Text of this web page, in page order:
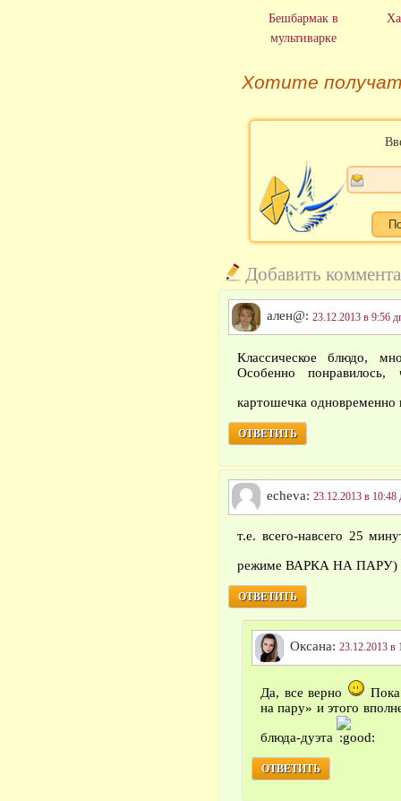
Бешбармак в
мультиварке
Хотите
Добавить
ален@: 23.12.2013 в 9:56
Классическое блюдо,
Особенно
картошечка одновременно
ОТВЕТИТЬ
echeva: 23.12.2013 в 10:48
т.е. всего-навсего 25
режиме ВАРКА НА ПАРУ)
ОТВЕТИТЬ
Оксана: 23.12.2013 в
Да, все верно
на пару» и этого
блюда-дуэта
ОТВЕТИТЬ